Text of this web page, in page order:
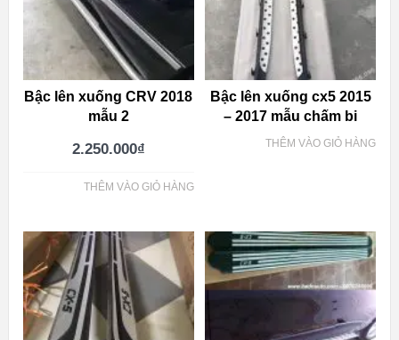
Bậc lên xuống CRV 2018
mẫu 2
2.250.000₫
THÊM VÀO GIỎ HÀNG
Bậc lên xuống cx5 2015
– 2017 mẫu chấm bi
THÊM VÀO GIỎ HÀNG